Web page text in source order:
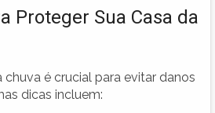
Proteger Sua Casa da
chuva é crucial para evitar danos
dicas incluem: